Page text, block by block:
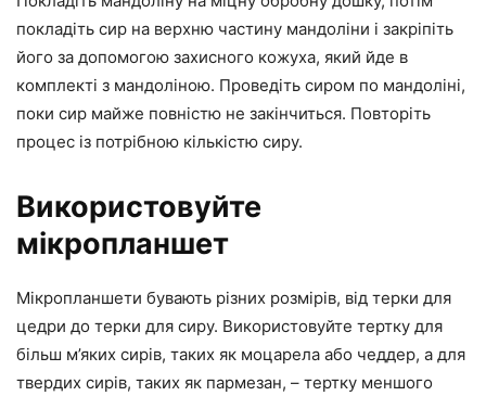
покладіть сир на верхню частину мандоліни і закріпіть
його за допомогою захисного кожуха, який йде в
комплекті з мандоліною. Проведіть сиром по мандоліні,
поки сир майже повністю не закінчиться. Повторіть
процес із потрібною кількістю сиру.
Використовуйте
мікропланшет
Мікропланшети бувають різних розмірів, від терки для
цедри до терки для сиру. Використовуйте тертку для
більш м’яких сирів, таких як моцарела або чеддер, а для
твердих сирів, таких як пармезан, – тертку меншого